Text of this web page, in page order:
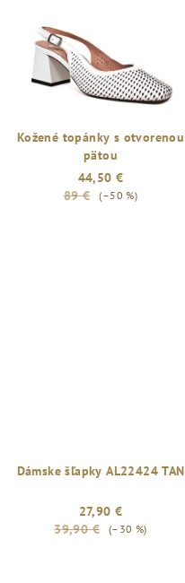
Kožené topánky s otvorenou
pätou
44,50 €
89 €
(–50 %)
Dámske šľapky AL22424 TAN
27,90 €
39,90 €
(–30 %)